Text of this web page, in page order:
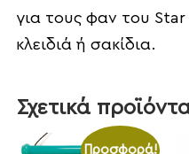
για τους φαν του Star
κλειδιά ή σακίδια.
Σχετικά
Προσφορά!